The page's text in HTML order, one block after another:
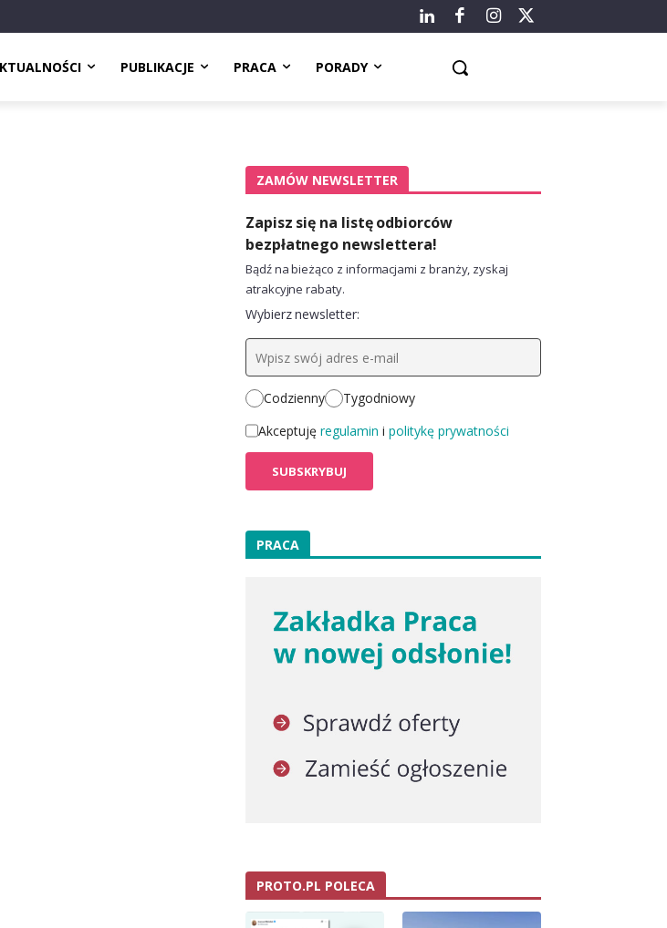
PUBLIKACJE PRACA PORADY
ZAMÓW NEWSLETTER
Zapisz się na listę odbiorców
bezpłatnego newslettera!
Bądź na bieżąco z informacjami z branży, zyskaj
atrakcyjne rabaty.
Wybierz newsletter:
Codzienny
Tygodniowy
Akceptuję regulamin i politykę prywatności
PRACA
PROTO.PL POLECA